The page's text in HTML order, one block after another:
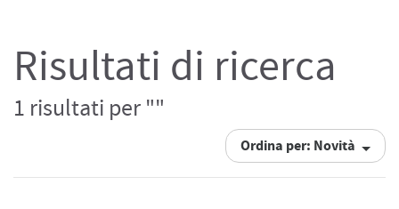
Risultati di ricerca
1 risultati per ""
Ordina per: Novità